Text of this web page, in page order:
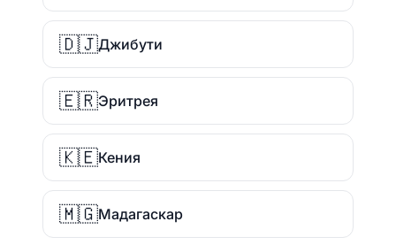
🇩🇯Джибути
🇪🇷Эритрея
🇰🇪Кения
🇲🇬Мадагаскар